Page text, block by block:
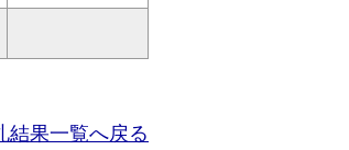
結果一覧へ戻る